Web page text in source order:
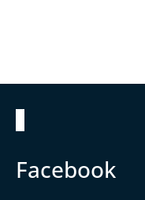
Zápatí
Facebook